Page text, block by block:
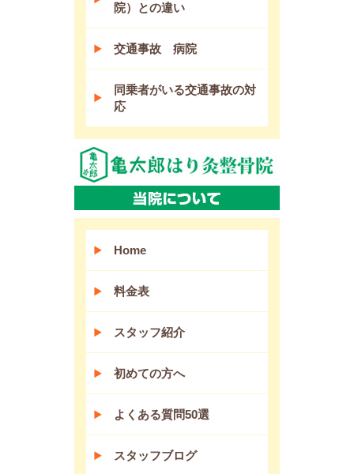
院）との違い
交通事故 病院
同乗者がいる交通事故の対
応
Home
料金表
スタッフ紹介
初めての方へ
よくある質問50選
スタッフブログ